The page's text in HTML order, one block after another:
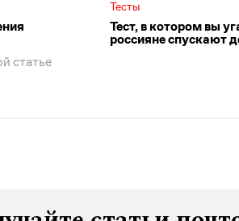
статье
Тесты
Тест, в котором вы
россияне спускают